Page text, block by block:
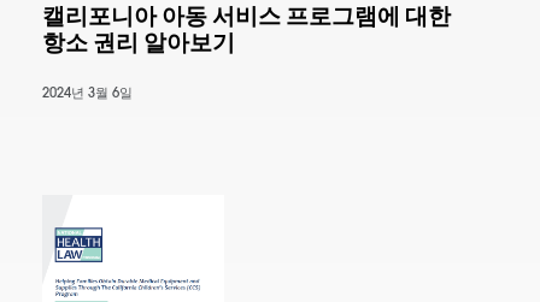
캘리포니아 아동 서비스 프로그램에 대한
항소 권리 알아보기
2024년 3월 6일